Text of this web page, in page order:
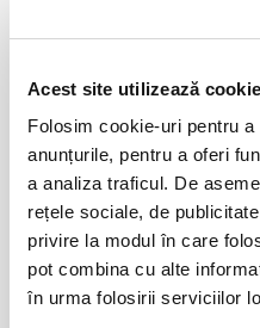
Acest site utilizează
Folosim cookie-uri pentru
anunțurile, pentru a oferi
a analiza traficul. De
rețele sociale, de
privire la modul în care
pot combina cu alte
în urma folosirii serviciilor
Flaut, pian, percuție acustică &
despre lumea în care trăim astăzi.
Mihăilescu
Va aducem la cunostinta ca pe
abonamentelor afisate, pot exista
suportate de dvs., respectiv: taxe
bilet, comisioane, cost de livrare
prin curier a biletului/
in care veti opta pentru
identificate separat in pasii
Distribuie
Evenimente similare